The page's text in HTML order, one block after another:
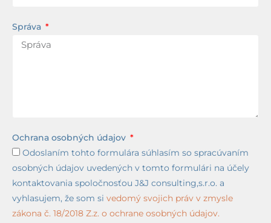
Správa
Ochrana osobných údajov
Odoslaním tohto formulára súhlasím so spracúvaním
osobných údajov uvedených v tomto formulári na účely
kontaktovania spoločnosťou J&J consulting,s.r.o. a
vyhlasujem, že som si vedomý svojich práv v zmysle
zákona č. 18/2018 Z.z. o ochrane osobných údajov.